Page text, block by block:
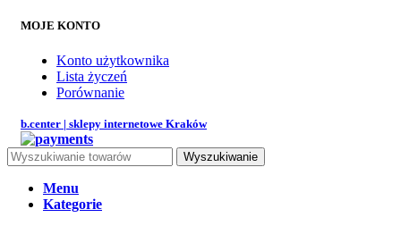
MOJE KONTO
Konto użytkownika
Lista życzeń
Porównanie
b.center | sklepy internetowe Kraków
Wyszukiwanie
Menu
Kategorie